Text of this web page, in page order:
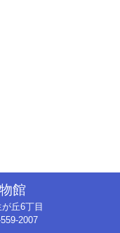
館
丘6丁目
2007